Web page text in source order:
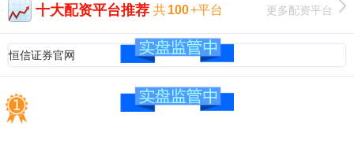
十大配资平台推荐 共100+平台 更多配资平台
恒信证券官网